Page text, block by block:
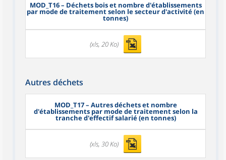
MOD_T16– Déchets bois et nombre d'établissements
par mode de traitement selon le secteur d'activité (en
tonnes)
(xls, 20 Ko)
Autres déchets
MOD_T17– Autres déchets et nombre
d'établissements par mode de traitement selon la
tranche d'effectif salarié (en tonnes)
(xls, 30 Ko)